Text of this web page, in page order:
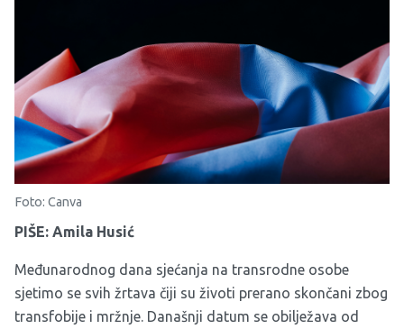
Foto: Canva
PIŠE: Amila Husić
Međunarodnog dana sjećanja na transrodne osobe
sjetimo se svih žrtava čiji su životi prerano skončani zbog
transfobije i mržnje. Današnji datum se obilježava od